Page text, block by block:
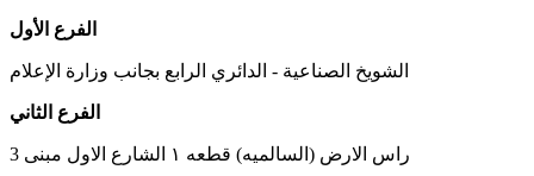
الفرع الأول
الشويخ الصناعية - الدائري الرابع بجانب وزارة الإعلام
الفرع الثاني
راس الارض (السالميه) قطعه ١ الشارع الاول مبنى 3